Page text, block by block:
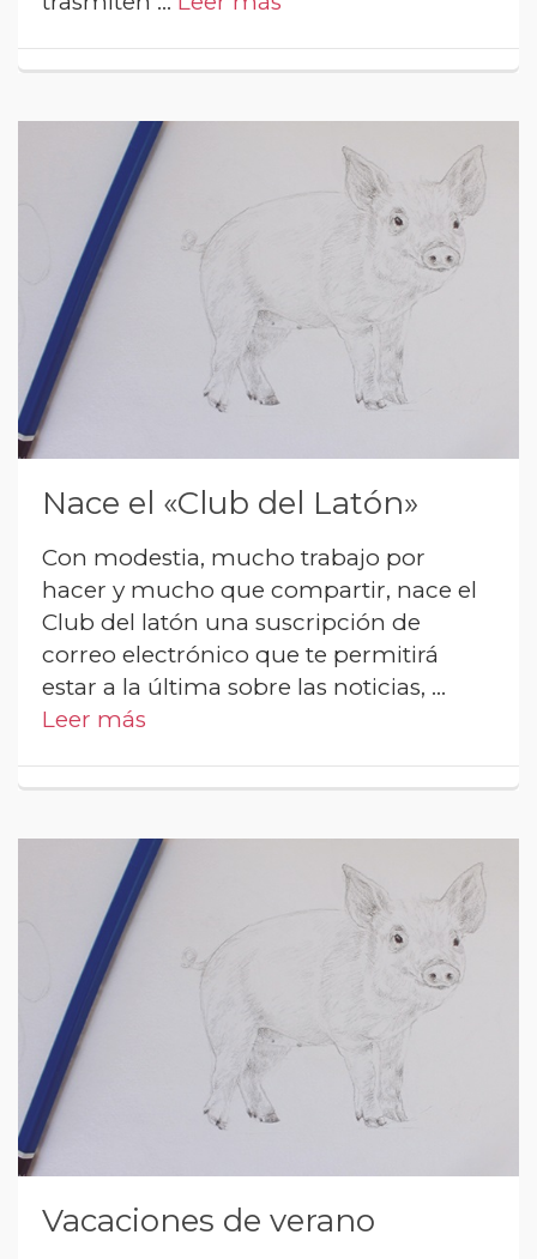
Nace el «Club del Latón»
Con modestia, mucho trabajo por
hacer y mucho que compartir, nace el
Club del latón una suscripción de
correo electrónico que te permitirá
estar a la última sobre las noticias, …
Leer más
Vacaciones de verano